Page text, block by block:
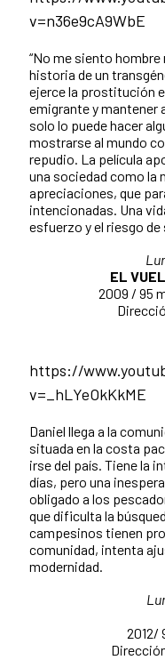
v=n36e9cA9WbE
“No me siento hombre
historia de un
ejerce la prostitución
emigrante y mantener
solo lo puede hacer
mostrarse al mundo
repudio. La película
una sociedad como la
apreciaciones, que
intencionadas. Una
esfuerzo y el riesgo de
EL
2009 / 95
https://
v=_hLYeOkKkME
Daniel llega a la
situada en la costa
irse del país. Tiene la
días, pero una
obligado a los
que dificulta la
campesinos tienen
comunidad, intenta
modernidad.
2012/